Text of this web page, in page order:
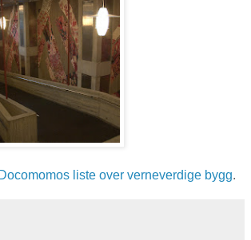
Docomomos liste over verneverdige bygg.